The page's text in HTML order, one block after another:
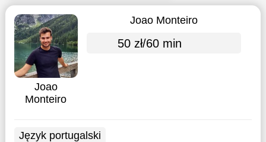
Joao
Monteiro
Joao Monteiro
50 zł/60 min
Język portugalski